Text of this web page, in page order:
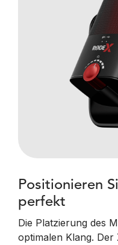
Positionieren
perfekt
Die Platzierung des
optimalen Klang.